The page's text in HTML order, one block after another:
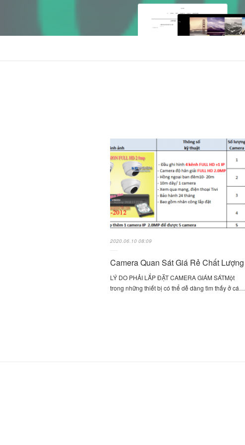
2020.06.10 08:09
Camera Quan Sát Giá Rẻ Chất Lượng
LÝ DO PHẢI LẮP ĐẶT CAMERA GIÁM SÁTMột
trong những thiết bị có thể dễ dàng tìm thấy ở cá…